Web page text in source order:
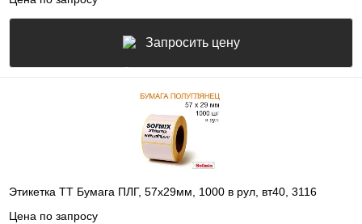
Запросить цену
Этикетка ТТ Бумага ПЛГ, 57х29мм, 1000 в рул, вт40, 3116
Цена по запросу